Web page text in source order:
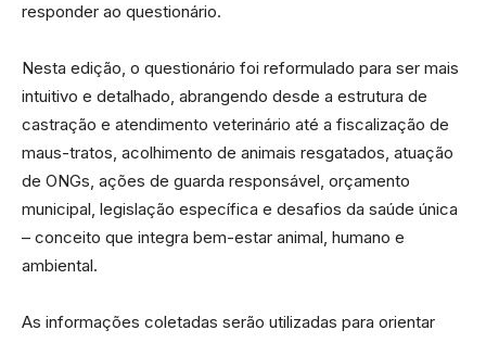
responder ao questionário.
Nesta edição, o questionário foi reformulado para ser mais
intuitivo e detalhado, abrangendo desde a estrutura de
castração e atendimento veterinário até a fiscalização de
maus-tratos, acolhimento de animais resgatados, atuação
de ONGs, ações de guarda responsável, orçamento
municipal, legislação específica e desafios da saúde única
– conceito que integra bem-estar animal, humano e
ambiental.
As informações coletadas serão utilizadas para orientar